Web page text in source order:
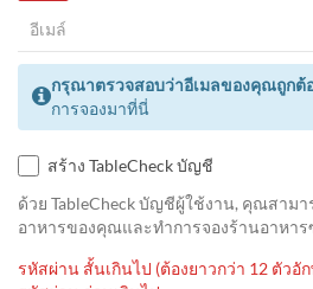
กรุณาตรวจสอบว่าอีเมลของคุณถูกต้
การจองมาที่นี่
สร้าง TableCheck บัญชี
ด้วย TableCheck บัญชีผู้ใช้งาน, คุณสามา
อาหารของคุณและทำการจองร้านอาหาร
รหัสผ่าน สั้นเกินไป (ต้องยาวกว่า 12 ตัวอั